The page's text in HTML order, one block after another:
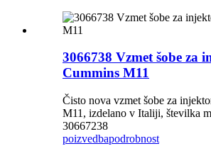
3066738 Vzmet šobe za
Cummins M11
Čisto nova vzmet šobe za
M11, izdelano v Italiji, številka
30667238
poizvedbapodrobnost